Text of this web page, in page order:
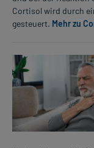
Cortisol wird durch
gesteuert. Mehr zu